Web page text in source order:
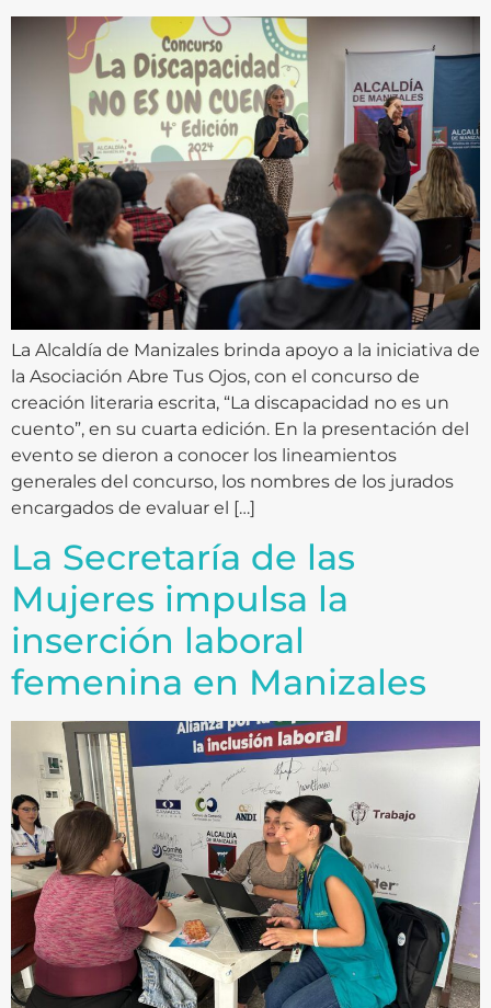
La Alcaldía de Manizales brinda apoyo a la iniciativa de
la Asociación Abre Tus Ojos, con el concurso de
creación literaria escrita, “La discapacidad no es un
cuento”, en su cuarta edición. En la presentación del
evento se dieron a conocer los lineamientos
generales del concurso, los nombres de los jurados
encargados de evaluar el […]
La Secretaría de las
Mujeres impulsa la
inserción laboral
femenina en Manizales